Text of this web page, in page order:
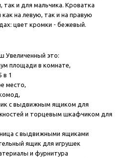
и для мальчика. Кроватка
как на левую, так и на правую
цвет кромки - бежевый.
Увеличенный это:
площади в комнате,
в 1
место,
с выдвижным ящиком для
и торцевым шкафчиком для
с выдвижными ящиками
ящик для игрушек
и фурнитура